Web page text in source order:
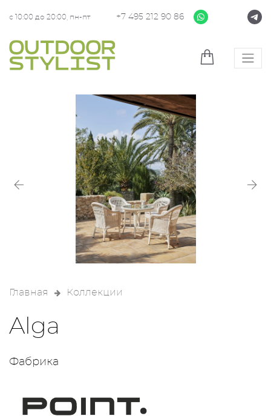
с 10:00 до 20:00, пн-пт +7 495 212 90 86
Главная Коллекции
Alga
Фабрика